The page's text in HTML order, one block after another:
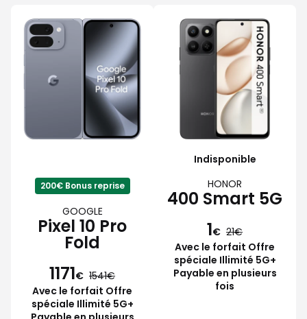
200€ Bonus reprise
GOOGLE
Pixel 10 Pro
Fold
1171€ 1541
Avec le forfait Offre
spéciale Illimité 5G+
Indisponible
HONOR
400 Smart 5G
1€ 21
Avec le forfait Offre
spéciale Illimité 5G+
Payable en plusieurs
fois